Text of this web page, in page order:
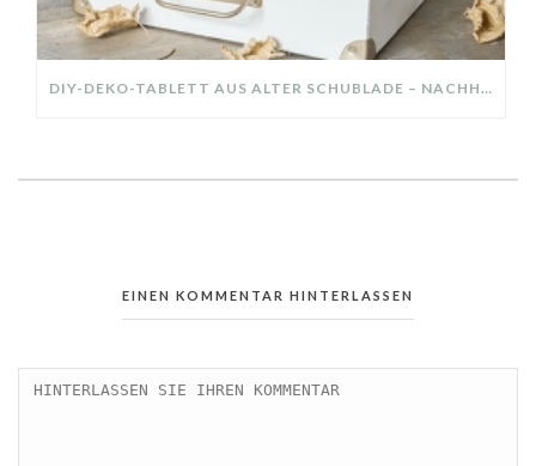
DIY-DEKO-TABLETT AUS ALTER SCHUBLADE – NACHHALTIGE HERBSTDEKO SELBER MACHEN!
EINEN KOMMENTAR HINTERLASSEN